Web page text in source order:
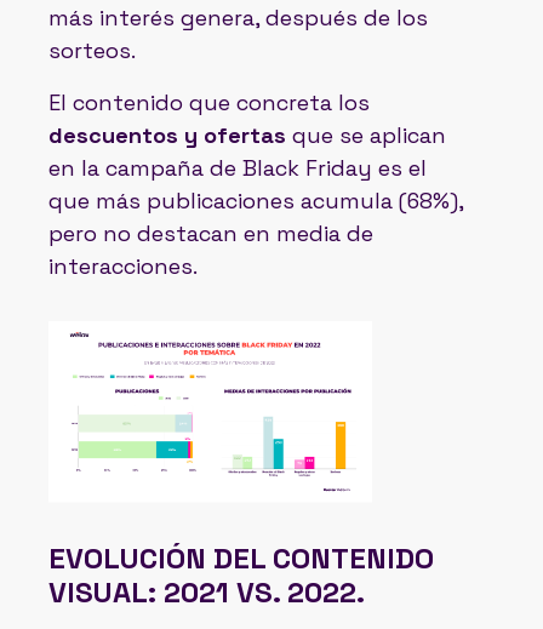
más interés genera, después de los
sorteos.
El contenido que concreta los
descuentos y ofertas que se aplican
en la campaña de Black Friday es el
que más publicaciones acumula (68%),
pero no destacan en media de
interacciones.
EVOLUCIÓN DEL CONTENIDO
VISUAL: 2021 VS. 2022.